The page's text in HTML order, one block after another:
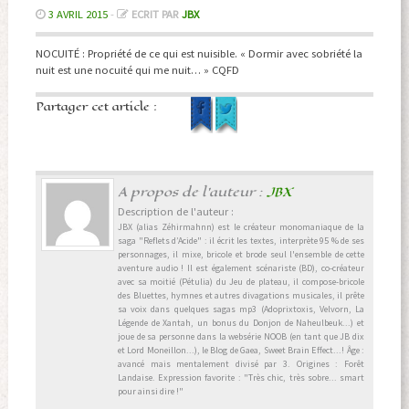
3 AVRIL 2015- ECRIT PAR JBX
NOCUITÉ : Propriété de ce qui est nuisible. « Dormir avec sobriété la
nuit est une nocuité qui me nuit… » CQFD
Partager cet article :
A propos de l'auteur :JBX
Description de l'auteur :
JBX (alias Zéhirmahnn) est le créateur monomaniaque de la
saga "Reflets d’Acide" : il écrit les textes, interprète 95 % de ses
personnages, il mixe, bricole et brode seul l'ensemble de cette
aventure audio ! Il est également scénariste (BD), co-créateur
avec sa moitié (Pétulia) du Jeu de plateau, il compose-bricole
des Bluettes, hymnes et autres divagations musicales, il prête
sa voix dans quelques sagas mp3 (Adoprixtoxis, Velvorn, La
Légende de Xantah, un bonus du Donjon de Naheulbeuk...) et
joue de sa personne dans la websérie NOOB (en tant que JB dix
et Lord Moneillon...), le Blog de Gaea, Sweet Brain Effect...! Âge :
avancé mais mentalement divisé par 3. Origines : Forêt
Landaise. Expression favorite : "Très chic, très sobre... smart
pour ainsi dire !"